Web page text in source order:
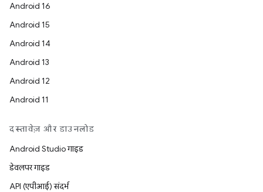
Android 16
Android 15
Android 14
Android 13
Android 12
Android 11
दस्तावेज़ और डाउनलोड
Android Studio गाइड
डेवलपर गाइड
API (एपीआई) संदर्भ